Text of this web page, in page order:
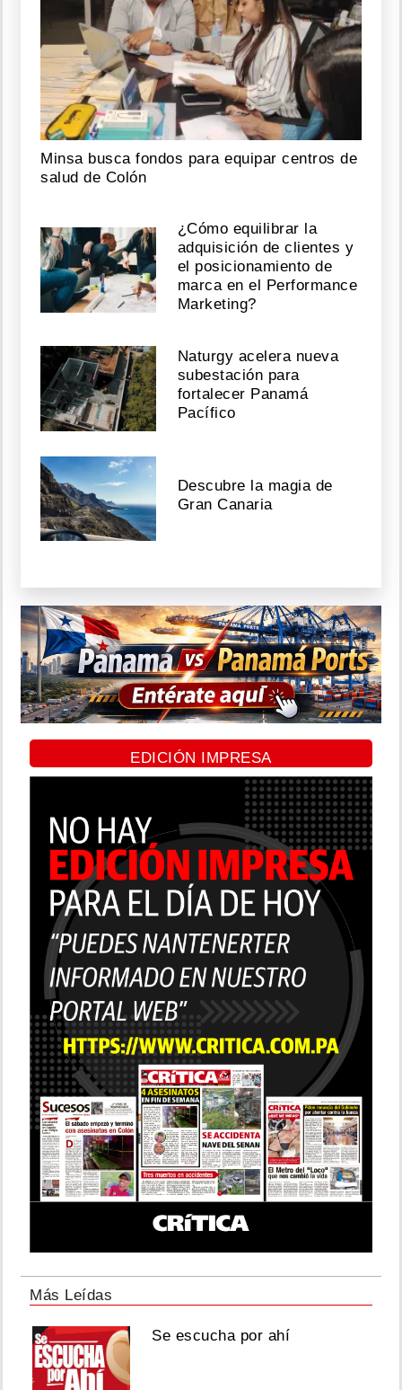
Minsa busca fondos para equipar centros de
salud de Colón
¿Cómo equilibrar la
adquisición de clientes y
el posicionamiento de
marca en el Performance
Marketing?
Naturgy acelera nueva
subestación para
fortalecer Panamá
Pacífico
Descubre la magia de
Gran Canaria
EDICIÓN IMPRESA
Más Leídas
Se escucha por ahí